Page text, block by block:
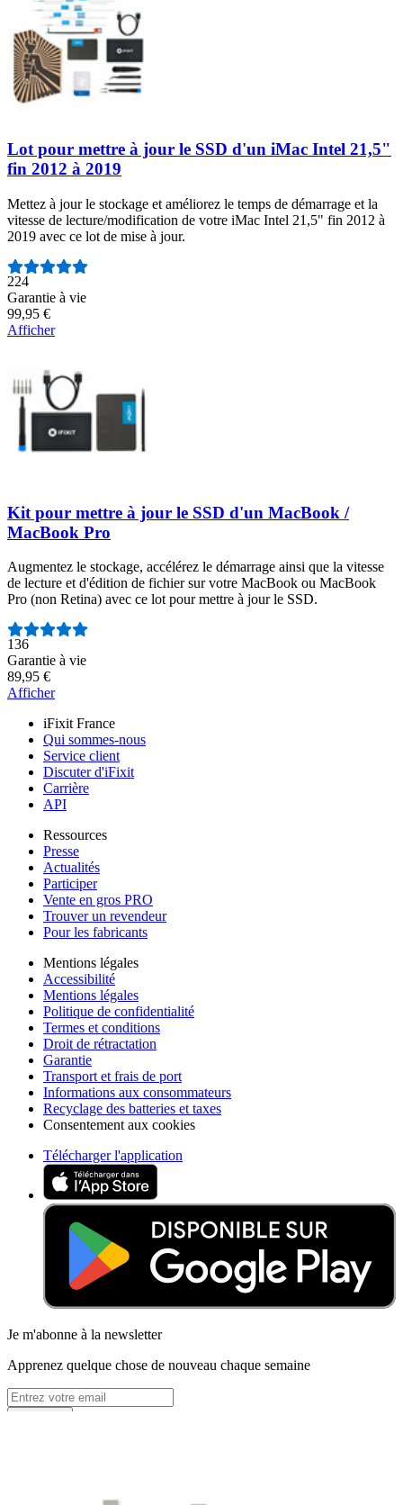
Lot pour mettre à jour le SSD d'un iMac Intel 21,5"
fin 2012 à 2019
Mettez à jour le stockage et améliorez le temps de démarrage et la
vitesse de lecture/modification de votre iMac Intel 21,5" fin 2012 à
2019 avec ce lot de mise à jour.
Nombre d'avis :
224
Garantie à vie
99,95 €
Afficher
Kit pour mettre à jour le SSD d'un MacBook /
MacBook Pro
Augmentez le stockage, accélérez le démarrage ainsi que la vitesse
de lecture et d'édition de fichier sur votre MacBook ou MacBook
Pro (non Retina) avec ce lot pour mettre à jour le SSD.
Nombre d'avis :
136
Garantie à vie
89,95 €
Afficher
iFixit France
Qui sommes-nous
Service client
Discuter d'iFixit
Carrière
API
Ressources
Presse
Actualités
Participer
Vente en gros PRO
Trouver un revendeur
Pour les fabricants
Mentions légales
Accessibilité
Mentions légales
Politique de confidentialité
Termes et conditions
Droit de rétractation
Garantie
Transport et frais de port
Informations aux consommateurs
Recyclage des batteries et taxes
Consentement aux cookies
Télécharger l'application
Je m'abonne à la newsletter
Apprenez quelque chose de nouveau chaque semaine